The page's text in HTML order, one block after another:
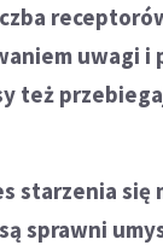
uwagi i
też
starzenia się
sprawni